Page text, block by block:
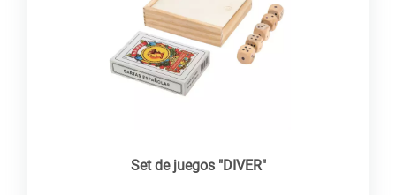
Set de juegos "DIVER"